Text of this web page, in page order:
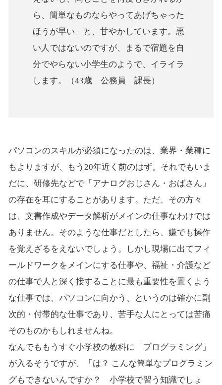
ら、簡単なものならやってあげちゃった
ほうが早い」と、甘やかしています。悪
い人ではないのですが、まるで宿題を自
分でやらない小学生のようで、イライラ
します。（43歳 公務員 課長）
パソコンのスキルが必須になったのは、業界・業種に
もよりますが、もう20年近く前のはず。それでもいま
だに、研修先などで「アナログおじさん・おばさん」
の存在を耳にすることがあります。ただ、その方々
は、文書作成やデータ解析がメインの仕事なわけでは
ありません。そのような仕事だとしたら、嫌でも操作
を覚えざるをえないでしょう。しかし現場に出てフィ
ールドワークをメインにする仕事や、福祉・介護など
の仕事で人と深く接することに最も重要性を置くよう
な仕事では、パソコンに向かう、というのは確かに副
次的・付帯的な仕事であり、苦手な人にとっては苦痛
そのものかもしれませんね。
なんでももうすぐ小学校の教科に「プログラミング」
が入るそうですが、「は？ こんな簡単なプログラミン
グもできないんですか？ 小学校で習う知識でしょ